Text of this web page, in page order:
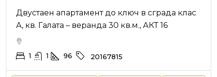
Двустаен апартамент до ключ в сграда клас
А, кв. Галата – веранда 30 кв.м., АКТ 16
1 1 96 20167815